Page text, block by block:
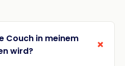
Couch in meinem
wird?